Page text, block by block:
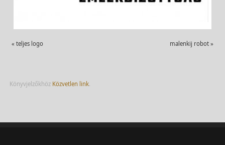
« teljes logo malenkij robot »
Könyvjelzőkhöz Közvetlen link.